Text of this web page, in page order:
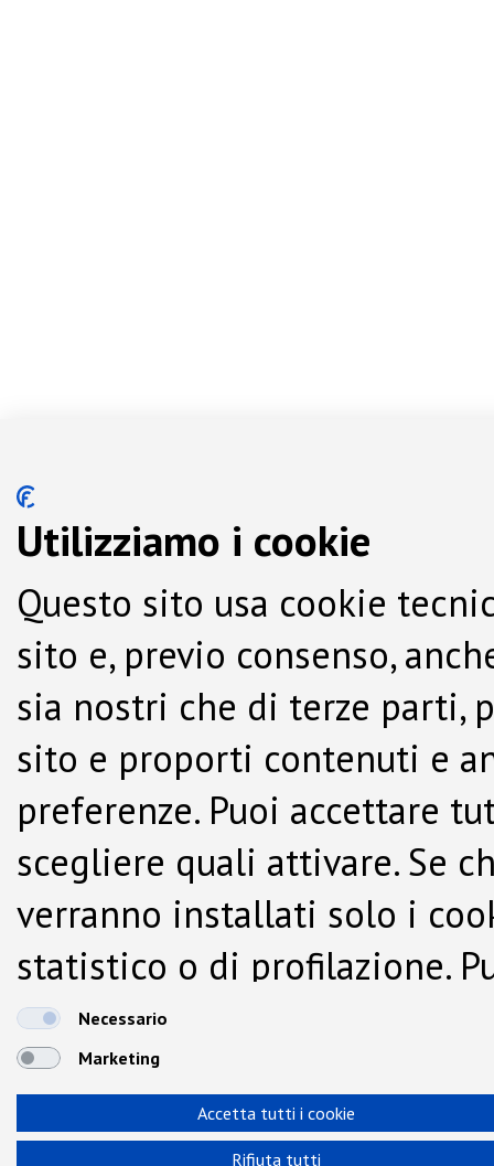
Utilizziamo i cookie
Questo sito usa cookie
sito e, previo consenso,
sia nostri che di terze parti,
sito e proporti contenuti e
preferenze. Puoi accettare
scegliere quali attivare. Se
verranno installati solo i
statistico o di profilazione.
dalla Cookie Policy.
Necessario
Marketing
Accetta tutti i cookie
Rifiuta tutti